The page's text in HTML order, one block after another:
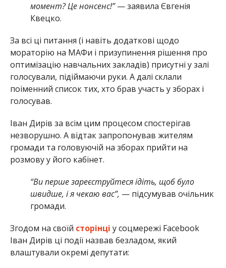
момент? Це нонсенс!”— заявила Євгенія
Квецко.
За всі ці питання (і навіть додаткові щодо
мораторію на МАФи і призупинення рішення про
оптимізацію навчальних закладів) присутні у залі
голосували, підіймаючи руки. А далі склали
поіменний список тих, хто брав участь у зборах і
голосував.
Іван Дирів за всім цим процесом спостерігав
незворушно. А відтак запропонував жителям
громади та головуючій на зборах прийти на
розмову у його кабінет.
“Ви перше зареєструйтеся ідіть, щоб було
швидше, і я чекаю вас”, — підсумував очільник
громади.
Згодом на своїй сторінці у соцмережі Facebook
Іван Дирів ці події назвав безладом, який
влаштували окремі депутати: